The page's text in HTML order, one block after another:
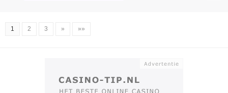
1 2 3 » »»